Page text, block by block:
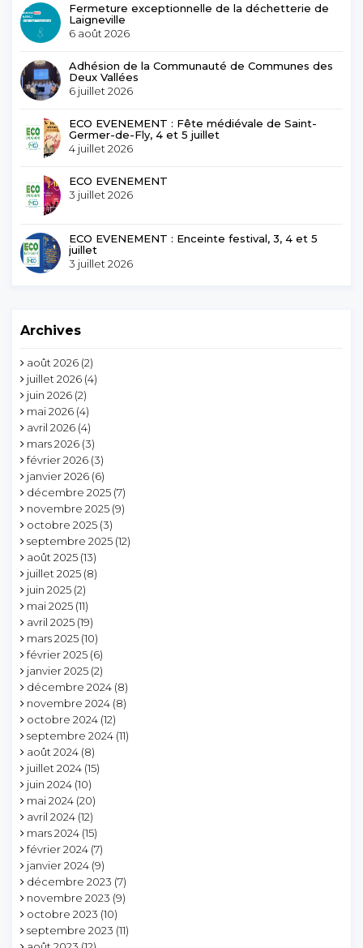
Fermeture exceptionnelle de la déchetterie de
Laigneville
6 août 2026
Adhésion de la Communauté de Communes des
Deux Vallées
6 juillet 2026
ECO EVENEMENT : Fête médiévale de Saint-
Germer-de-Fly, 4 et 5 juillet
4 juillet 2026
ECO EVENEMENT
3 juillet 2026
ECO EVENEMENT : Enceinte festival, 3, 4 et 5
juillet
3 juillet 2026
Archives
août 2026 (2)
juillet 2026 (4)
juin 2026 (2)
mai 2026 (4)
avril 2026 (4)
mars 2026 (3)
février 2026 (3)
janvier 2026 (6)
décembre 2025 (7)
novembre 2025 (9)
octobre 2025 (3)
septembre 2025 (12)
août 2025 (13)
juillet 2025 (8)
juin 2025 (2)
mai 2025 (11)
avril 2025 (19)
mars 2025 (10)
février 2025 (6)
janvier 2025 (2)
décembre 2024 (8)
novembre 2024 (8)
octobre 2024 (12)
septembre 2024 (11)
août 2024 (8)
juillet 2024 (15)
juin 2024 (10)
mai 2024 (20)
avril 2024 (12)
mars 2024 (15)
février 2024 (7)
janvier 2024 (9)
décembre 2023 (7)
novembre 2023 (9)
octobre 2023 (10)
septembre 2023 (11)